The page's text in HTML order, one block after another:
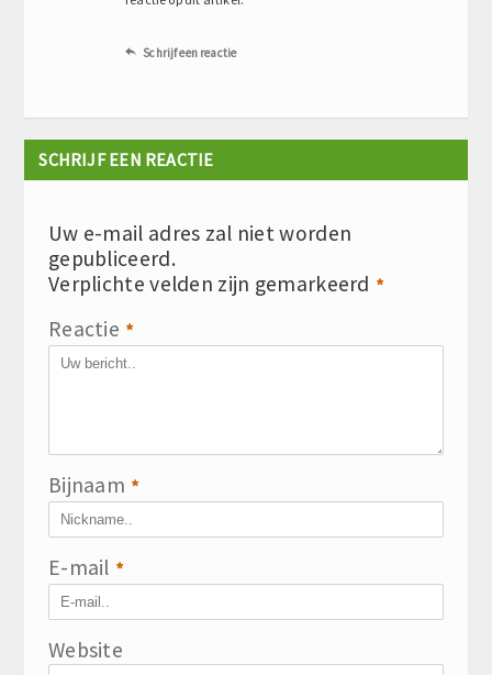
 Schrijf een reactie
SCHRIJF EEN REACTIE
Uw e-mail adres zal niet worden
gepubliceerd.
Verplichte velden zijn gemarkeerd *
Reactie *
Bijnaam *
E-mail *
Website